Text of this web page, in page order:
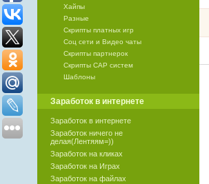
Хайпы
Разные
Скрипты платных игр
Соц сети и Видео чаты
Скрипты партнерок
Скрипты САР систем
Шаблоны
Заработок в интернете
Заработок в интернете
Заработок ничего не
делая(Лентяям=))
Заработок на кликах
Заработок на Играх
Заработок на файлах